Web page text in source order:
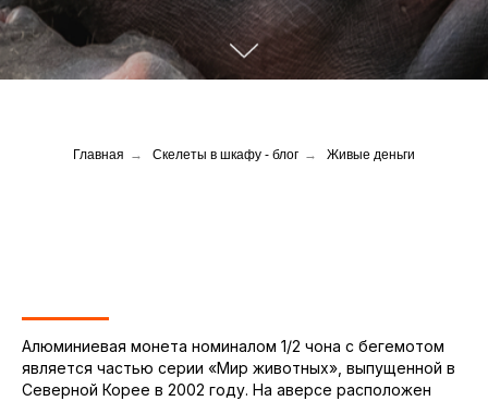
Главная → Скелеты в шкафу - блог → Живые деньги
Алюминиевая монета номиналом 1/2 чона с бегемотом
является частью серии «Мир животных», выпущенной в
Северной Корее в 2002 году. На аверсе расположен